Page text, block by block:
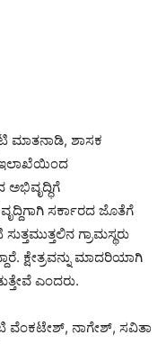
ಮಾತನಾಡಿ, ಶಾಸಕ
ಇಲಾಖೆಯಿಂದ
ಸರ್ಕಾರದ ಜೊತೆಗೆ
ಗ್ರಾಮಸ್ಥರು
ಕ್ಷೇತ್ರವನ್ನು ಮಾದರಿಯಾಗಿ
ಎಂದರು.
ವೆಂಕಟೇಶ್, ನಾಗೇಶ್, ಸವಿತಾ